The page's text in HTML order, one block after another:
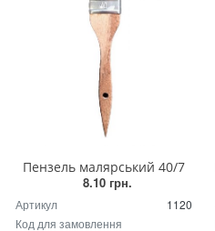
Пензель малярський 40/7
8.10 грн.
Артикул
1120
Код для замовлення